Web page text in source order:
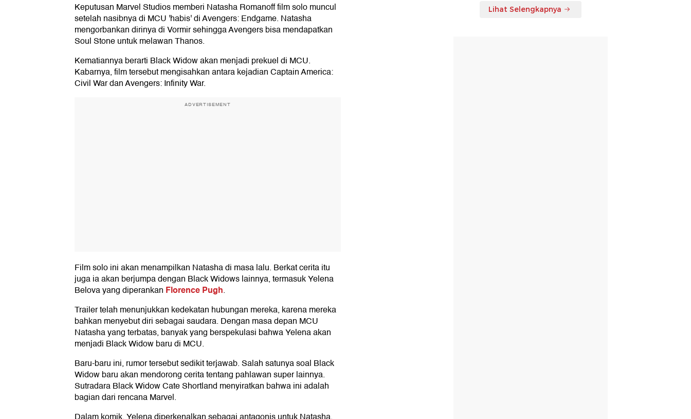
Keputusan Marvel Studios memberi Natasha Romanoff film solo muncul
setelah nasibnya di MCU 'habis' di Avengers: Endgame. Natasha
mengorbankan dirinya di Vormir sehingga Avengers bisa mendapatkan
Soul Stone untuk melawan Thanos.
Kematiannya berarti Black Widow akan menjadi prekuel di MCU.
Kabarnya, film tersebut mengisahkan antara kejadian Captain America:
Civil War dan Avengers: Infinity War.
ADVERTISEMENT
Film solo ini akan menampilkan Natasha di masa lalu. Berkat cerita itu
juga ia akan berjumpa dengan Black Widows lainnya, termasuk Yelena
Belova yang diperankan Florence Pugh.
Trailer telah menunjukkan kedekatan hubungan mereka, karena mereka
bahkan menyebut diri sebagai saudara. Dengan masa depan MCU
Natasha yang terbatas, banyak yang berspekulasi bahwa Yelena akan
menjadi Black Widow baru di MCU.
Baru-baru ini, rumor tersebut sedikit terjawab. Salah satunya soal Black
Widow baru akan mendorong cerita tentang pahlawan super lainnya.
Sutradara Black Widow Cate Shortland menyiratkan bahwa ini adalah
bagian dari rencana Marvel.
Lihat Selengkapnya